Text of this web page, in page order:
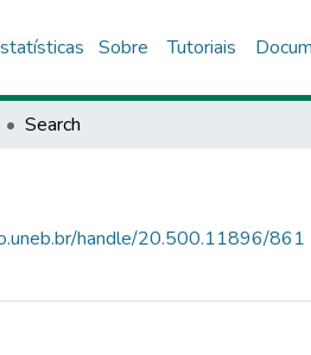
Sobre Tutoriais
Search
handle/20.500.11896/861